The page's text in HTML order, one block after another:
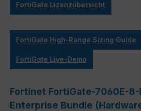
FortiGate Lizenzübersicht
FortiGate High-Range Sizing Guide
FortiGate Live-Demo
Fortinet FortiGate-7060E-8-
Enterprise Bundle